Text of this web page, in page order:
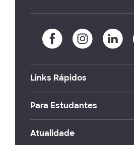
Links Rápidos
Para Estudantes
Atualidade